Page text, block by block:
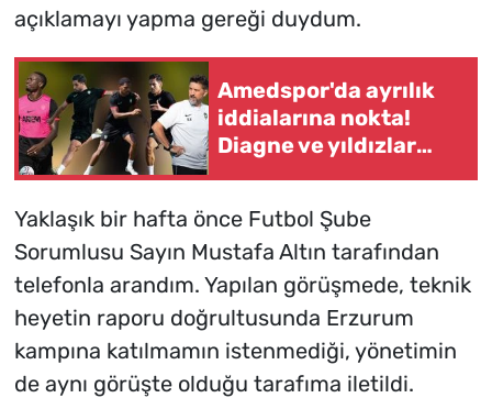
açıklamayı yapma gereği duydum.
Amedspor'da ayrılık
iddialarına nokta!
Diagne ve yıldızlar
Yaklaşık bir hafta önce Futbol Şube
Sorumlusu Sayın Mustafa Altın tarafından
telefonla arandım. Yapılan görüşmede, teknik
heyetin raporu doğrultusunda Erzurum
kampına katılmamın istenmediği, yönetimin
de aynı görüşte olduğu tarafıma iletildi.